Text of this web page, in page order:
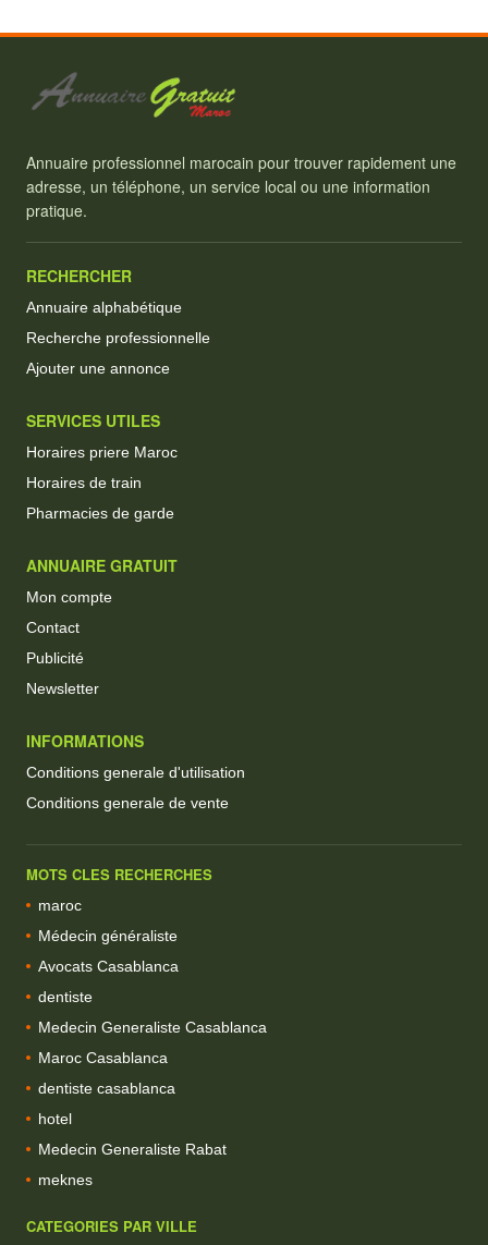
Annuaire professionnel marocain pour trouver rapidement une
adresse, un téléphone, un service local ou une information
pratique.
RECHERCHER
Annuaire alphabétique
Recherche professionnelle
Ajouter une annonce
SERVICES UTILES
Horaires priere Maroc
Horaires de train
Pharmacies de garde
ANNUAIRE GRATUIT
Mon compte
Contact
Publicité
Newsletter
INFORMATIONS
Conditions generale d'utilisation
Conditions generale de vente
MOTS CLES RECHERCHES
maroc
Médecin généraliste
Avocats Casablanca
dentiste
Medecin Generaliste Casablanca
Maroc Casablanca
dentiste casablanca
hotel
Medecin Generaliste Rabat
meknes
CATEGORIES PAR VILLE